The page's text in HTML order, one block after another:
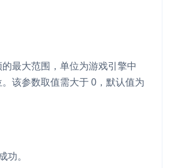
最大范围，单位为游戏引擎中
。该参数取值需大于 0，默认值为
功。